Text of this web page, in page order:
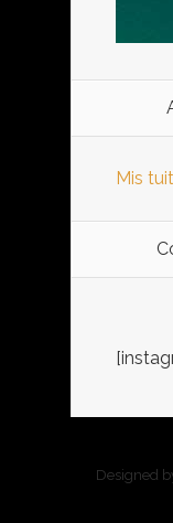
Mis
Designed